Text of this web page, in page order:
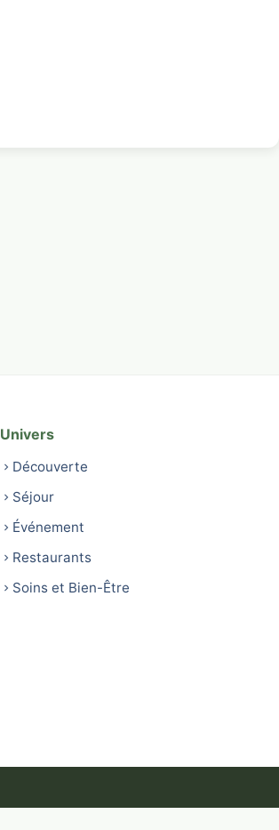
Univers
Découverte
Séjour
Événement
Restaurants
Soins et Bien-Être